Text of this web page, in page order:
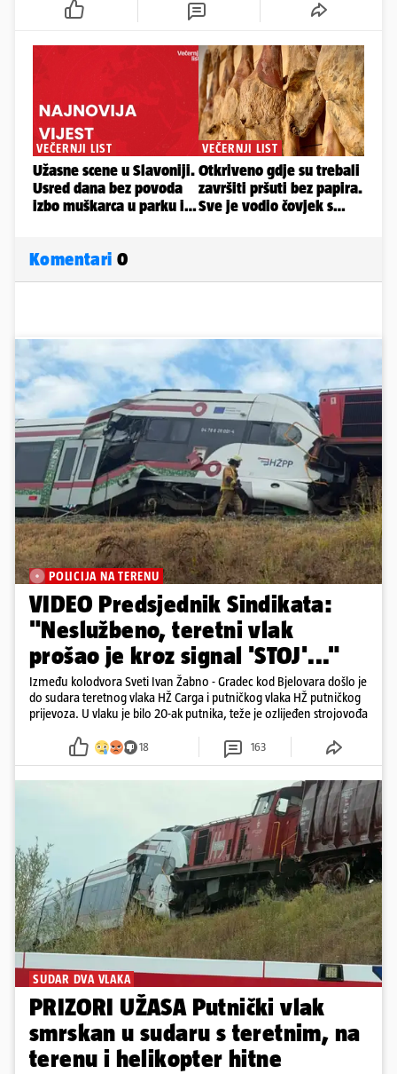
Komentari 0
POLICIJA NA TERENU
VIDEO Predsjednik Sindikata:
"Neslužbeno, teretni vlak
prošao je kroz signal 'STOJ'..."
Između kolodvora Sveti Ivan Žabno - Gradec kod Bjelovara došlo je
do sudara teretnog vlaka HŽ Carga i putničkog vlaka HŽ putničkog
prijevoza. U vlaku je bilo 20-ak putnika, teže je ozlijeđen strojovođa
18 163
SUDAR DVA VLAKA
PRIZORI UŽASA Putnički vlak
smrskan u sudaru s teretnim, na
terenu i helikopter hitne